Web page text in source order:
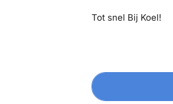
Tot snel Bij Koel!